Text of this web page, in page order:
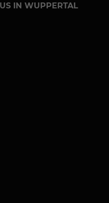
IN WUPPERTAL